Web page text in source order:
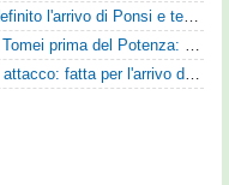
La Reggiana si rinnova: definito l'arrivo di Ponsi e test con l'Alcione
Ascoli, l'allarme di mister Tomei prima del Potenza: «Mettiamoci l'elmetto, l'obiettivo è la salvezza e non dobbiamo vendere fumo!»
Cjarlins Muzane, colpo in attacco: fatta per l'arrivo di Franck Djoulou